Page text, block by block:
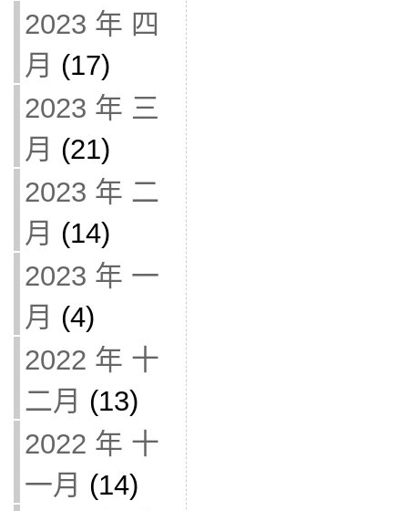
2023 年 四
月 (17)
2023 年 三
月 (21)
2023 年 二
月 (14)
2023 年 一
月 (4)
2022 年 十
二月 (13)
2022 年 十
一月 (14)